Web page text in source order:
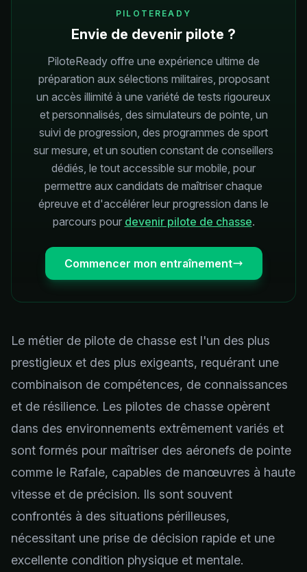
PILOTEREADY
Envie de devenir pilote ?
PiloteReady offre une expérience ultime de
préparation aux sélections militaires, proposant
un accès illimité à une variété de tests rigoureux
et personnalisés, des simulateurs de pointe, un
suivi de progression, des programmes de sport
sur mesure, et un soutien constant de conseillers
dédiés, le tout accessible sur mobile, pour
permettre aux candidats de maîtriser chaque
épreuve et d'accélérer leur progression dans le
parcours pour devenir pilote de chasse.
Commencer mon entraînement
Le métier de pilote de chasse est l'un des plus
prestigieux et des plus exigeants, requérant une
combinaison de compétences, de connaissances
et de résilience. Les pilotes de chasse opèrent
dans des environnements extrêmement variés et
sont formés pour maîtriser des aéronefs de pointe
comme le Rafale, capables de manœuvres à haute
vitesse et de précision. Ils sont souvent
confrontés à des situations périlleuses,
nécessitant une prise de décision rapide et une
excellente condition physique et mentale.